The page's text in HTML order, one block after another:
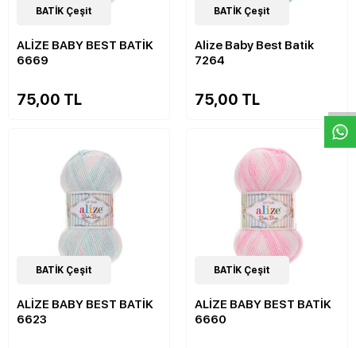
22Çeşit
BATİK Çeşit
ALİZE BABY BEST BATİK
6669
75,00 TL
22Çeşit
BATİK Çeşit
Alize Baby Best Batik
7264
75,00 TL
22Çeşit
BATİK Çeşit
ALİZE BABY BEST BATİK
6623
22Çeşit
BATİK Çeşit
ALİZE BABY BEST BATİK
6660